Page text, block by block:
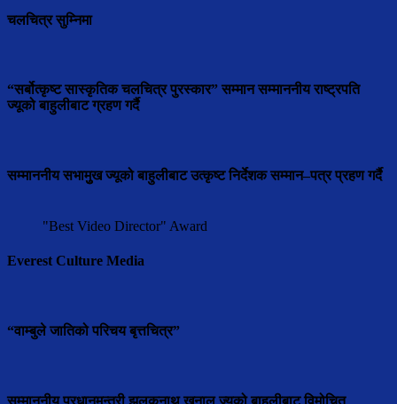
चलचित्र सुम्निमा
“सर्बोत्कृष्ट सास्कृतिक चलचित्र पुरस्कार” सम्मान सम्माननीय राष्ट्रपति
ज्यूको बाहुलीबाट ग्रहण गर्दै
सम्माननीय सभामुुख ज्यूको बाहुलीबाट उत्कृष्ट निर्देशक सम्मान–पत्र प्रहण गर्दै
"Best Video Director" Award
Everest Culture Media
“वाम्बुले जातिको परिचय बृत्तचित्र”
सम्माननीय प्रधानमन्त्री झलकनाथ खनाल ज्यूको बाहुलीबाट विमोचित